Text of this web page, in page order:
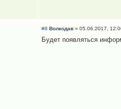
#8 Волкодав» 05.06.2017,
Будет появляться